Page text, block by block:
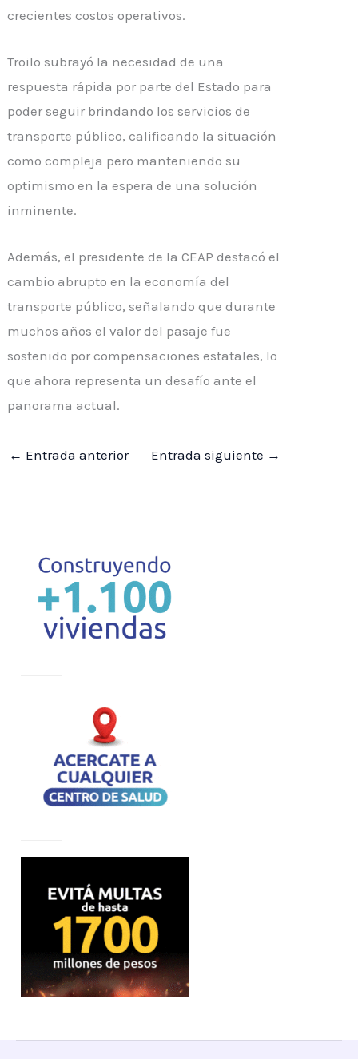
crecientes costos operativos.
Troilo subrayó la necesidad de una
respuesta rápida por parte del Estado para
poder seguir brindando los servicios de
transporte público, calificando la situación
como compleja pero manteniendo su
optimismo en la espera de una solución
inminente.
Además, el presidente de la CEAP destacó el
cambio abrupto en la economía del
transporte público, señalando que durante
muchos años el valor del pasaje fue
sostenido por compensaciones estatales, lo
que ahora representa un desafío ante el
panorama actual.
← Entrada anterior Entrada siguiente →